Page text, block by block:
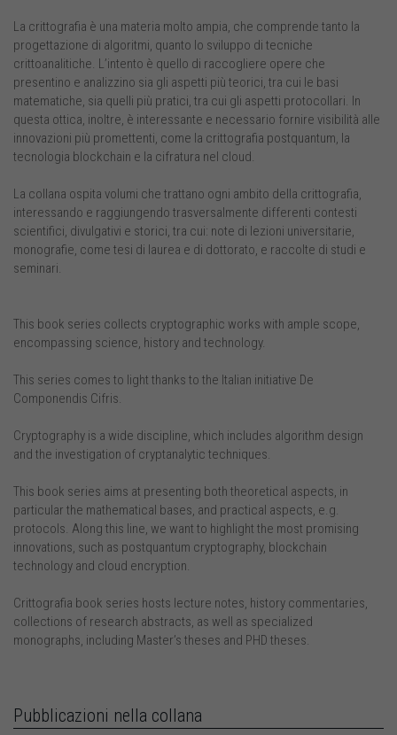
La crittografia è una materia molto ampia, che comprende tanto la
progettazione di algoritmi, quanto lo sviluppo di tecniche
crittoanalitiche. L’intento è quello di raccogliere opere che
presentino e analizzino sia gli aspetti più teorici, tra cui le basi
matematiche, sia quelli più pratici, tra cui gli aspetti protocollari. In
questa ottica, inoltre, è interessante e necessario fornire visibilità alle
innovazioni più promettenti, come la crittografia postquantum, la
tecnologia blockchain e la cifratura nel cloud.
La collana ospita volumi che trattano ogni ambito della crittografia,
interessando e raggiungendo trasversalmente differenti contesti
scientifici, divulgativi e storici, tra cui: note di lezioni universitarie,
monografie, come tesi di laurea e di dottorato, e raccolte di studi e
seminari.
This book series collects cryptographic works with ample scope,
encompassing science, history and technology.
This series comes to light thanks to the Italian initiative De
Componendis Cifris.
Cryptography is a wide discipline, which includes algorithm design
and the investigation of cryptanalytic techniques.
This book series aims at presenting both theoretical aspects, in
particular the mathematical bases, and practical aspects, e.g.
protocols. Along this line, we want to highlight the most promising
innovations, such as postquantum cryptography, blockchain
technology and cloud encryption.
Crittografia book series hosts lecture notes, history commentaries,
collections of research abstracts, as well as specialized
monographs, including Master’s theses and PHD theses.
Pubblicazioni nella collana